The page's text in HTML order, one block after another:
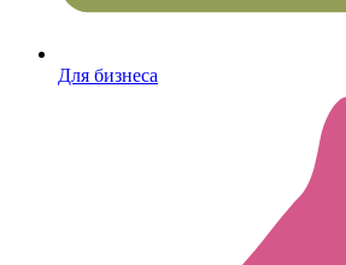
Для бизнеса